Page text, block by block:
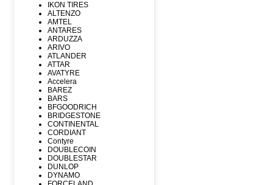
IKON TIRES
ALTENZO
AMTEL
ANTARES
ARDUZZA
ARIVO
ATLANDER
ATTAR
AVATYRE
Accelera
BAREZ
BARS
BFGOODRICH
BRIDGESTONE
CONTINENTAL
CORDIANT
Contyre
DOUBLECOIN
DOUBLESTAR
DUNLOP
DYNAMO